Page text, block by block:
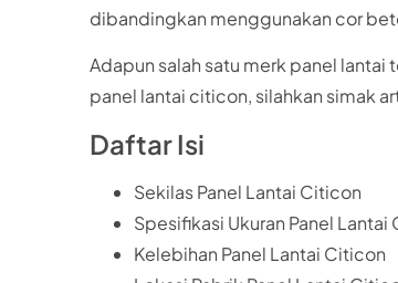
dibandingkan menggunakan cor
Adapun salah satu merk panel lantai
panel lantai citicon, silahkan simak
Daftar Isi
Sekilas Panel Lantai Citicon
Spesifikasi Ukuran Panel Lantai
Kelebihan Panel Lantai Citicon